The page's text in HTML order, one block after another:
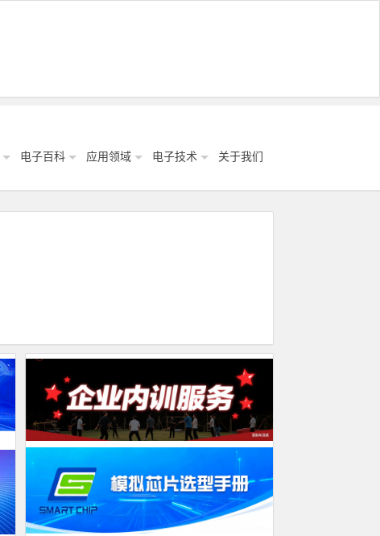
电子百科 应用领域 电子技术 关于我们